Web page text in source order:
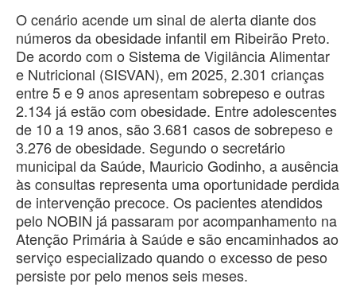
O cenário acende um sinal de alerta diante dos
números da obesidade infantil em Ribeirão Preto.
De acordo com o Sistema de Vigilância Alimentar
e Nutricional (SISVAN), em 2025, 2.301 crianças
entre 5 e 9 anos apresentam sobrepeso e outras
2.134 já estão com obesidade. Entre adolescentes
de 10 a 19 anos, são 3.681 casos de sobrepeso e
3.276 de obesidade. Segundo o secretário
municipal da Saúde, Mauricio Godinho, a ausência
às consultas representa uma oportunidade perdida
de intervenção precoce. Os pacientes atendidos
pelo NOBIN já passaram por acompanhamento na
Atenção Primária à Saúde e são encaminhados ao
serviço especializado quando o excesso de peso
persiste por pelo menos seis meses.